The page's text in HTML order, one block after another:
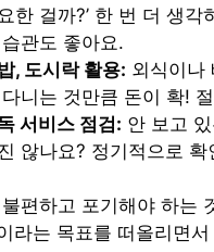
한 걸까?’ 한 번 더 생
관도 좋아요.
, 도시락 활용: 외식이나
니는 것만큼 돈이 확!
서비스 점검: 안 보고
않나요? 정기적으로
편하고 포기해야 하는
라는 목표를 떠올리면